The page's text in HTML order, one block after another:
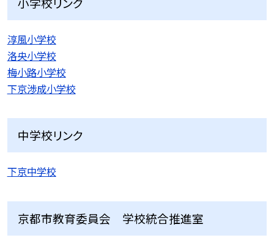
淳風小学校
洛央小学校
梅小路小学校
下京渉成小学校
中学校リンク
下京中学校
京都市教育委員会 学校統合推進室